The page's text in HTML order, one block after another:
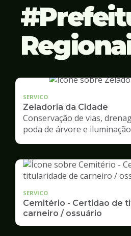
SERVICO
Zeladoria da Cidade
Conservação de vias,
poda de árvore e iluminação
SERVICO
Cemitério - Certidão de
carneiro / ossuário